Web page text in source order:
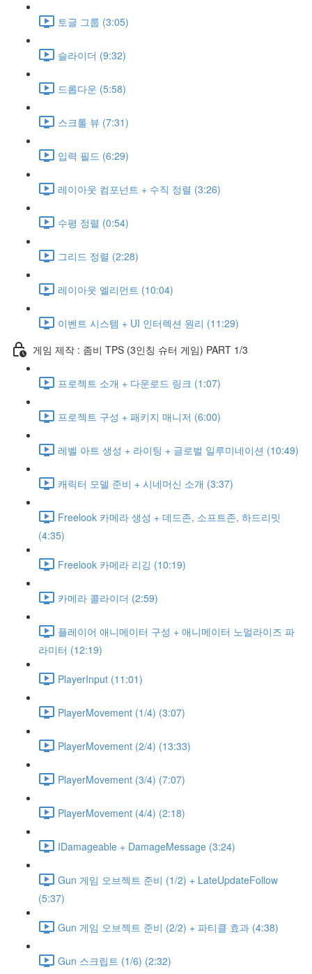
토글 그룹 (3:05)
슬라이더 (9:32)
드롭다운 (5:58)
스크롤 뷰 (7:31)
입력 필드 (6:29)
레이아웃 컴포넌트 + 수직 정렬 (3:26)
수평 정렬 (0:54)
그리드 정렬 (2:28)
레이아웃 엘리먼트 (10:04)
이벤트 시스템 + UI 인터렉션 원리 (11:29)
게임 제작 : 좀비 TPS (3인칭 슈터 게임) PART 1/3
프로젝트 소개 + 다운로드 링크 (1:07)
프로젝트 구성 + 패키지 매니저 (6:00)
레벨 아트 생성 + 라이팅 + 글로벌 일루미네이션 (10:49)
캐릭터 모델 준비 + 시네머신 소개 (3:37)
Freelook 카메라 생성 + 데드존, 소프트존, 하드리밋
(4:35)
Freelook 카메라 리깅 (10:19)
카메라 콜라이더 (2:59)
플레이어 애니메이터 구성 + 애니메이터 노멀라이즈 파
라미터 (12:19)
PlayerInput (11:01)
PlayerMovement (1/4) (3:07)
PlayerMovement (2/4) (13:33)
PlayerMovement (3/4) (7:07)
PlayerMovement (4/4) (2:18)
IDamageable + DamageMessage (3:24)
Gun 게임 오브젝트 준비 (1/2) + LateUpdateFollow
(5:37)
Gun 게임 오브젝트 준비 (2/2) + 파티클 효과 (4:38)
Gun 스크립트 (1/6) (2:32)